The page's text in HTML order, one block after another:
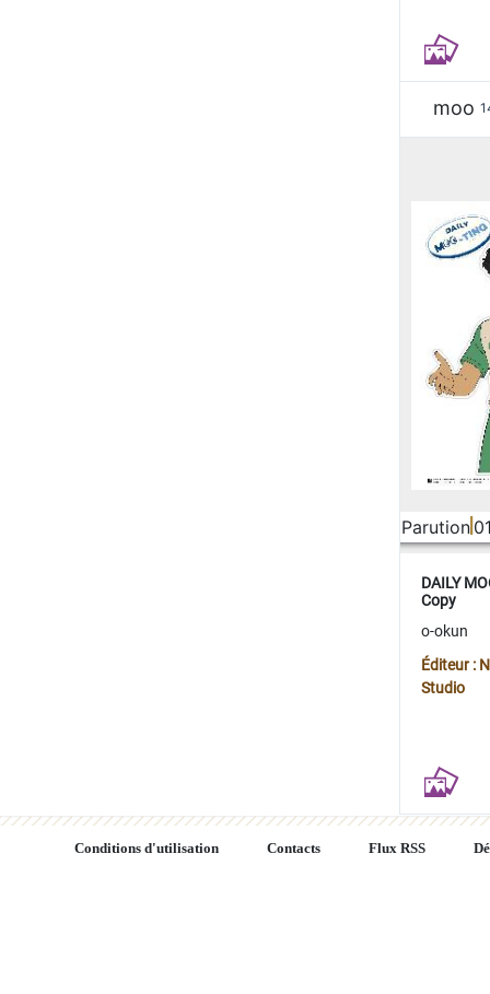
moo
Parution
DAILY
Copy
o-okun
Éditeur :
Studio
Conditions d'utilisation Contacts Flux RSS